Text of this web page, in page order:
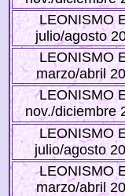
LEONISMO
julio/agosto
LEONISMO
marzo/abril
LEONISMO
nov./diciembre
LEONISMO
julio/agosto
LEONISMO
marzo/abril